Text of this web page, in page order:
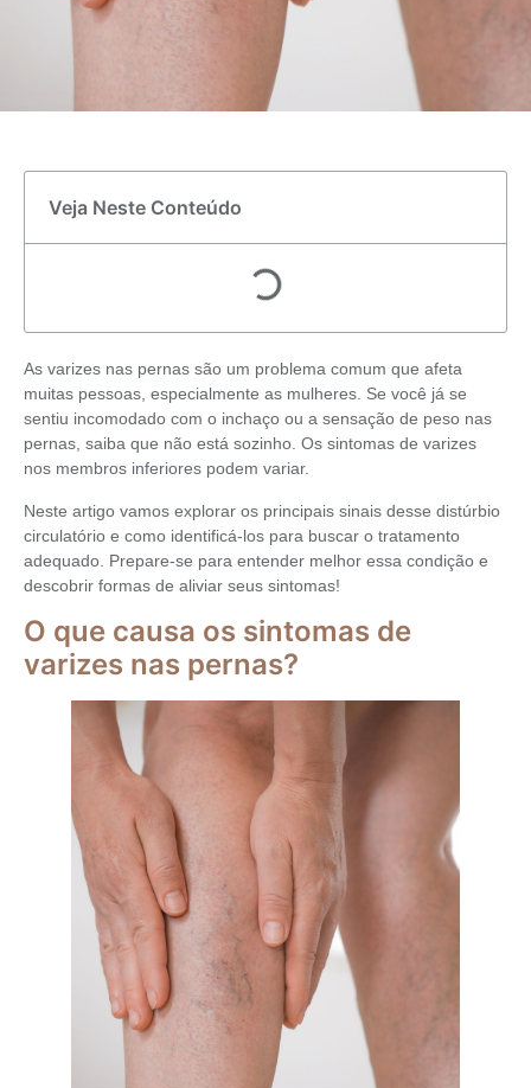
Veja Neste Conteúdo
As varizes nas pernas são um problema comum que afeta
muitas pessoas, especialmente as mulheres. Se você já se
sentiu incomodado com o inchaço ou a sensação de peso nas
pernas, saiba que não está sozinho. Os sintomas de varizes
nos membros inferiores podem variar.
Neste artigo vamos explorar os principais sinais desse distúrbio
circulatório e como identificá-los para buscar o tratamento
adequado. Prepare-se para entender melhor essa condição e
descobrir formas de aliviar seus sintomas!
O que causa os sintomas de
varizes nas pernas?